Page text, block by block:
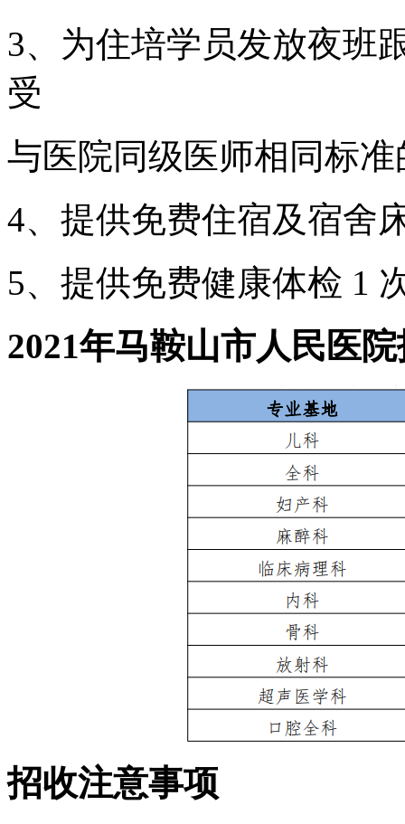
3、为住培学员发放夜班
受
与医院同级医师相同标
4、提供免费住宿及宿舍
5、提供免费健康体检 1
2021年马鞍山市人民医
招收注意事项